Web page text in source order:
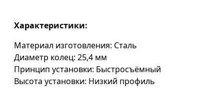
Характеристики:
Материал изготовления: Сталь
Диаметр колец: 25,4 мм
Принцип установки: Быстросъёмный
Высота установки: Низкий профиль